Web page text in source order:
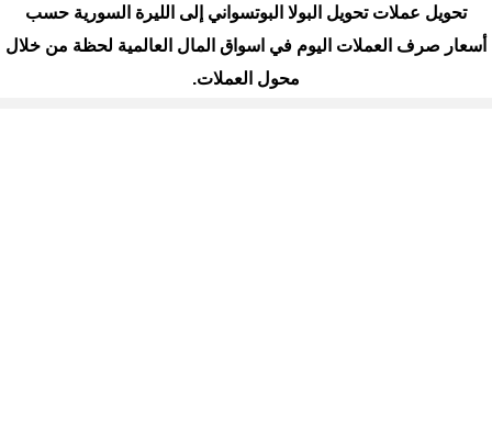
تحويل عملات تحويل البولا البوتسواني إلى الليرة السورية حسب
أسعار صرف العملات اليوم في اسواق المال العالمية لحظة من خلال
محول العملات.